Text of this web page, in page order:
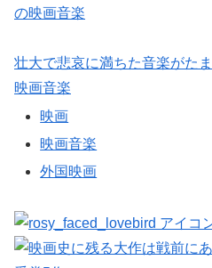
壮大で悲哀に満ちた音楽がた
映画音楽
映画
映画音楽
外国映画